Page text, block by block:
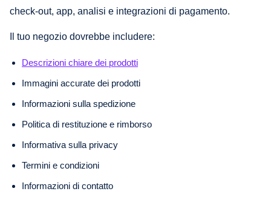
check-out, app, analisi e integrazioni di pagamento.
Il tuo negozio dovrebbe includere:
Descrizioni chiare dei prodotti
Immagini accurate dei prodotti
Informazioni sulla spedizione
Politica di restituzione e rimborso
Informativa sulla privacy
Termini e condizioni
Informazioni di contatto